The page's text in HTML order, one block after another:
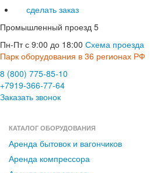
сделать заказ
Промышленный проезд 5
Пн-Пт с 9:00 до 18:00 Схема проезда
Парк оборудования в 36 регионах РФ
8 (800) 775-85-10
+7919-366-77-64
Заказать звонок
КАТАЛОГ ОБОРУДОВАНИЯ
Аренда бытовок и вагончиков
Аренда компрессора